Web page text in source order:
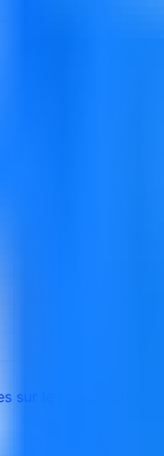
sur le pétrole et le gaz